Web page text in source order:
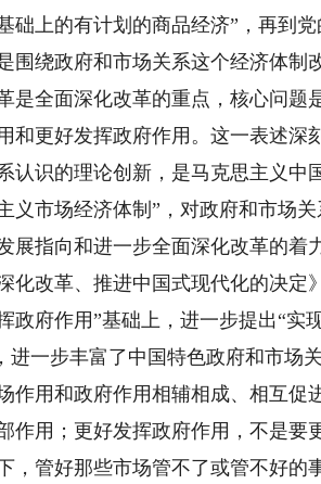
础上的有计划的商品经济”，再到
围绕政府和市场关系这个经济体制
是全面深化改革的重点，核心问题
和更好发挥政府作用。这一表述深
认识的理论创新，是马克思主义中
义市场经济体制”，对政府和市场
展指向和进一步全面深化改革的着
化改革、推进中国式现代化的决定
政府作用”基础上，进一步提出“实
进一步丰富了中国特色政府和市场
用和政府作用相辅相成、相互促
作用；更好发挥政府作用，不是要
，管好那些市场管不了或管不好的